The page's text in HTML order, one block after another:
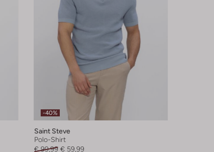
-40%
Saint Steve
Polo-Shirt
€ 99,99 € 59,99